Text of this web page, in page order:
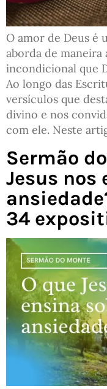
O amor de Deus é
aborda de
incondicional que
Ao longo das
versículos que
divino e nos
com ele. Neste
Sermão
Jesus nos
34